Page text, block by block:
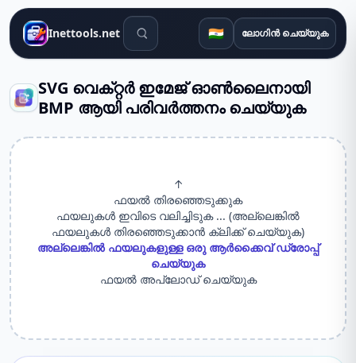
Inettools.net തിരയൽ ഉപകരണങ്ങൾ
🇮🇳 ലോഗിൻ ചെയ്യുക
SVG വെക്‌റ്റർ ഇമേജ് ഓൺലൈനായി
BMP ആയി പരിവർത്തനം ചെയ്യുക
↑
ഫയൽ തിരഞ്ഞെടുക്കുക
ഫയലുകൾ ഇവിടെ വലിച്ചിടുക ... (അല്ലെങ്കിൽ
ഫയലുകൾ തിരഞ്ഞെടുക്കാൻ ക്ലിക്ക് ചെയ്യുക)
അല്ലെങ്കിൽ ഫയലുകളുള്ള ഒരു ആർക്കൈവ് ഡ്രോപ്പ്
ചെയ്യുക
ഫയൽ അപ്‌ലോഡ് ചെയ്യുക